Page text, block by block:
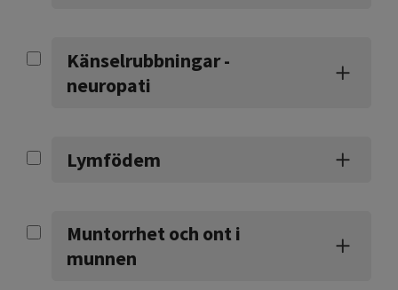
Känselrubbningar -
neuropati
Lymfödem
Muntorrhet och ont i
munnen